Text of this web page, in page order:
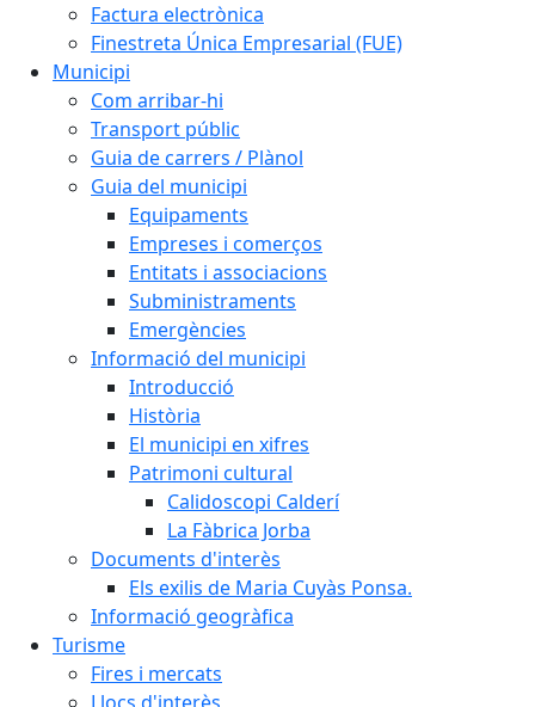
Factura electrònica
Finestreta Única Empresarial (FUE)
Municipi
Com arribar-hi
Transport públic
Guia de carrers / Plànol
Guia del municipi
Equipaments
Empreses i comerços
Entitats i associacions
Subministraments
Emergències
Informació del municipi
Introducció
Història
El municipi en xifres
Patrimoni cultural
Calidoscopi Calderí
La Fàbrica Jorba
Documents d'interès
Els exilis de Maria Cuyàs Ponsa.
Informació geogràfica
Turisme
Fires i mercats